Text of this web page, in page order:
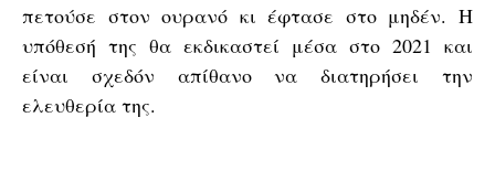
πετούσε στον ουρανό κι έφτασε στο μηδέν. Η
υπόθεσή της θα εκδικαστεί μέσα στο 2021 και
είναι σχεδόν απίθανο να διατηρήσει την
ελευθερία της.